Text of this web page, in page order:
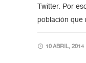
Twitter. Por
población que
10 ABRIL, 2014